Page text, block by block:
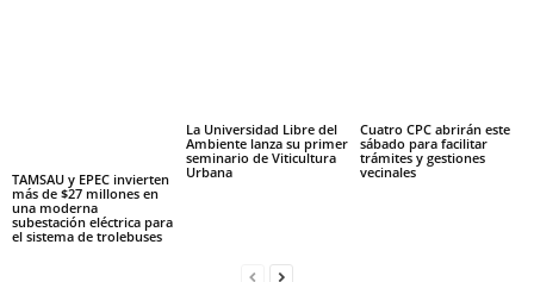
TAMSAU y EPEC invierten
más de $27 millones en
una moderna
subestación eléctrica para
el sistema de trolebuses
La Universidad Libre del
Ambiente lanza su primer
seminario de Viticultura
Urbana
Cuatro CPC abrirán este
sábado para facilitar
trámites y gestiones
vecinales